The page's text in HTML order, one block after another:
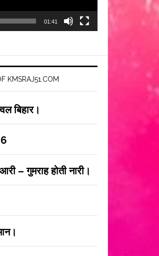
01:41
KMSRAJ51.COM
बिहार।
– गुमराह होती नारी।